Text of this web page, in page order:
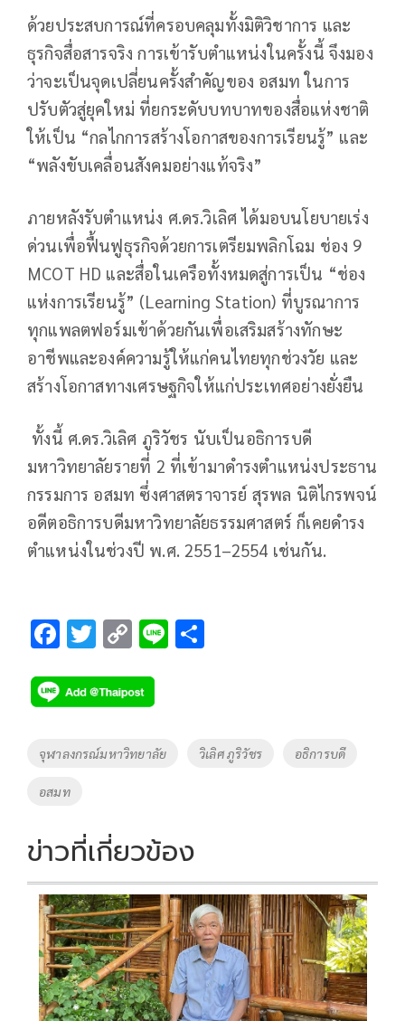
ด้วยประสบการณ์ที่ครอบคลุมทั้งมิติวิชาการ และ
ธุรกิจสื่อสารจริง การเข้ารับตำแหน่งในครั้งนี้ จึงมอง
ว่าจะเป็นจุดเปลี่ยนครั้งสำคัญของ อสมท ในการ
ปรับตัวสู่ยุคใหม่ ที่ยกระดับบทบาทของสื่อแห่งชาติ
ให้เป็น “กลไกการสร้างโอกาสของการเรียนรู้” และ
“พลังขับเคลื่อนสังคมอย่างแท้จริง”
ภายหลังรับตำแหน่ง ศ.ดร.วิเลิศ ได้มอบนโยบายเร่ง
ด่วนเพื่อฟื้นฟูธุรกิจด้วยการเตรียมพลิกโฉม ช่อง 9
MCOT HD และสื่อในเครือทั้งหมดสู่การเป็น “ช่อง
แห่งการเรียนรู้” (Learning Station) ที่บูรณาการ
ทุกแพลตฟอร์มเข้าด้วยกันเพื่อเสริมสร้างทักษะ
อาชีพและองค์ความรู้ให้แก่คนไทยทุกช่วงวัย และ
สร้างโอกาสทางเศรษฐกิจให้แก่ประเทศอย่างยั่งยืน
ทั้งนี้ ศ.ดร.วิเลิศ ภูริวัชร นับเป็นอธิการบดี
มหาวิทยาลัยรายที่ 2 ที่เข้ามาดำรงตำแหน่งประธาน
กรรมการ อสมท ซึ่งศาสตราจารย์ สุรพล นิติไกรพจน์
อดีตอธิการบดีมหาวิทยาลัยธรรมศาสตร์ ก็เคยดำรง
ตำแหน่งในช่วงปี พ.ศ. 2551–2554 เช่นกัน.
F
e
b
o
k
T
tt
er
C
p
y
Li
Li
Tags
จุฬาลงกรณ์มหาวิทยาลัย วิเลิศ ภูริวัชร อธิการบดี
อสมท
ข่าวที่เกี่ยวข้อง